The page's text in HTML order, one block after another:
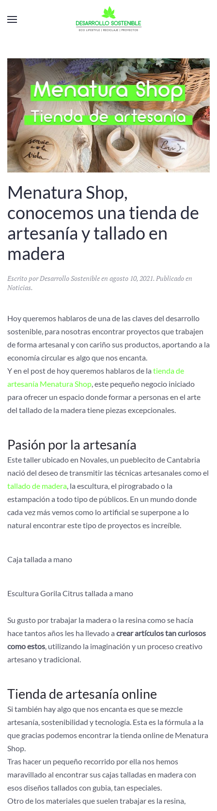
Menatura Shop,
conocemos una tienda de
artesanía y tallado en
madera
Escrito porDesarrollo Sostenibleen agosto 10, 2021. Publicado en
Noticias.
Hoy queremos hablaros de una de las claves del desarrollo
sostenible, para nosotras encontrar proyectos que trabajen
de forma artesanal y con cariño sus productos, aportando a la
economía circular es algo que nos encanta.
Y en el post de hoy queremos hablaros de la tienda de
artesanía Menatura Shop, este pequeño negocio iniciado
para ofrecer un espacio donde formar a personas en el arte
del tallado de la madera tiene piezas excepcionales.
Pasión por la artesanía
Este taller ubicado en Novales, un pueblecito de Cantabria
nació del deseo de transmitir las técnicas artesanales como el
tallado de madera, la escultura, el pirograbado o la
estampación a todo tipo de públicos. En un mundo donde
cada vez más vemos como lo artificial se superpone a lo
natural encontrar este tipo de proyectos es increíble.
Caja tallada a mano
Escultura Gorila Citrus tallada a mano
Su gusto por trabajar la madera o la resina como se hacía
hace tantos años les ha llevado a crear artículos tan curiosos
como estos, utilizando la imaginación y un proceso creativo
artesano y tradicional.
Tienda de artesanía online
Si también hay algo que nos encanta es que se mezcle
artesanía, sostenibilidad y tecnología. Esta es la fórmula a la
que gracias podemos encontrar la tienda online de Menatura
Shop.
Tras hacer un pequeño recorrido por ella nos hemos
maravillado al encontrar sus cajas talladas en madera con
esos diseños tallados con gubia, tan especiales.
Otro de los materiales que suelen trabajar es la resina,